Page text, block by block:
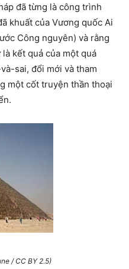
đã từng là công trình
khuất của Vương quốc Ai
Công nguyên) và rằng
kết quả của một quá
sai, đổi mới và tham
một cốt truyện thần thoại
/ CC BY 2.5)